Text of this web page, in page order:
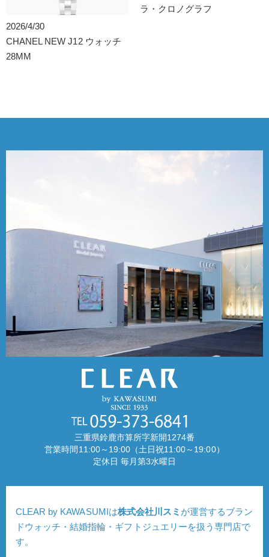
2026/4/30
CHANEL NEW J12 ウォッチ
28MM
ラ・クロノグラフ
三重県鈴鹿市算所字新開1274番
営業時間11:00～19:00（土日祝11:00～19:00）
定休日 毎月第3水曜日
CLEAR by KAWASUMIは株式会社川スミ が運営するブラン
ドウォッチ・結婚指輪・ギフトジュエリーを扱う専門店で
す。